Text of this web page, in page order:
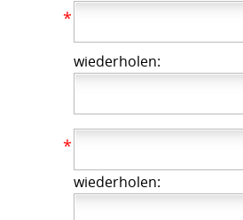
*
wiederholen:
*
wiederholen: